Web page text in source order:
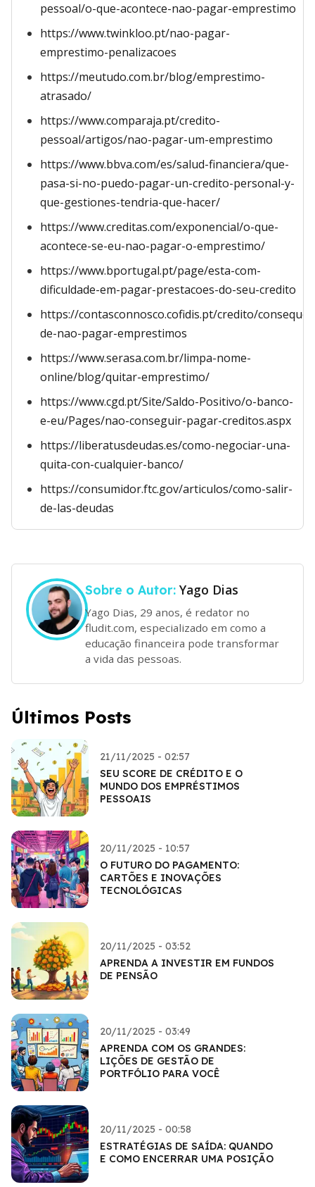
pessoal/o-que-acontece-nao-pagar-emprestimo
https://www.twinkloo.pt/nao-pagar-
emprestimo-penalizacoes
https://meutudo.com.br/blog/emprestimo-
atrasado/
https://www.comparaja.pt/credito-
pessoal/artigos/nao-pagar-um-emprestimo
https://www.bbva.com/es/salud-financiera/que-
pasa-si-no-puedo-pagar-un-credito-personal-y-
que-gestiones-tendria-que-hacer/
https://www.creditas.com/exponencial/o-que-
acontece-se-eu-nao-pagar-o-emprestimo/
https://www.bportugal.pt/page/esta-com-
dificuldade-em-pagar-prestacoes-do-seu-credito
https://contasconnosco.cofidis.pt/credito/
de-nao-pagar-emprestimos
https://www.serasa.com.br/limpa-nome-
online/blog/quitar-emprestimo/
https://www.cgd.pt/Site/Saldo-Positivo/o-banco-
e-eu/Pages/nao-conseguir-pagar-creditos.aspx
https://liberatusdeudas.es/como-negociar-una-
quita-con-cualquier-banco/
https://consumidor.ftc.gov/articulos/como-salir-
de-las-deudas
Sobre o Autor: Yago Dias
Yago Dias, 29 anos, é redator no
fludit.com, especializado em como a
educação financeira pode transformar
a vida das pessoas.
Últimos Posts
21/11/2025 - 02:57
SEU SCORE DE CRÉDITO E O
MUNDO DOS EMPRÉSTIMOS
PESSOAIS
20/11/2025 - 10:57
O FUTURO DO PAGAMENTO:
CARTÕES E INOVAÇÕES
TECNOLÓGICAS
20/11/2025 - 03:52
APRENDA A INVESTIR EM FUNDOS
DE PENSÃO
20/11/2025 - 03:49
APRENDA COM OS GRANDES:
LIÇÕES DE GESTÃO DE
PORTFÓLIO PARA VOCÊ
20/11/2025 - 00:58
ESTRATÉGIAS DE SAÍDA: QUANDO
E COMO ENCERRAR UMA POSIÇÃO